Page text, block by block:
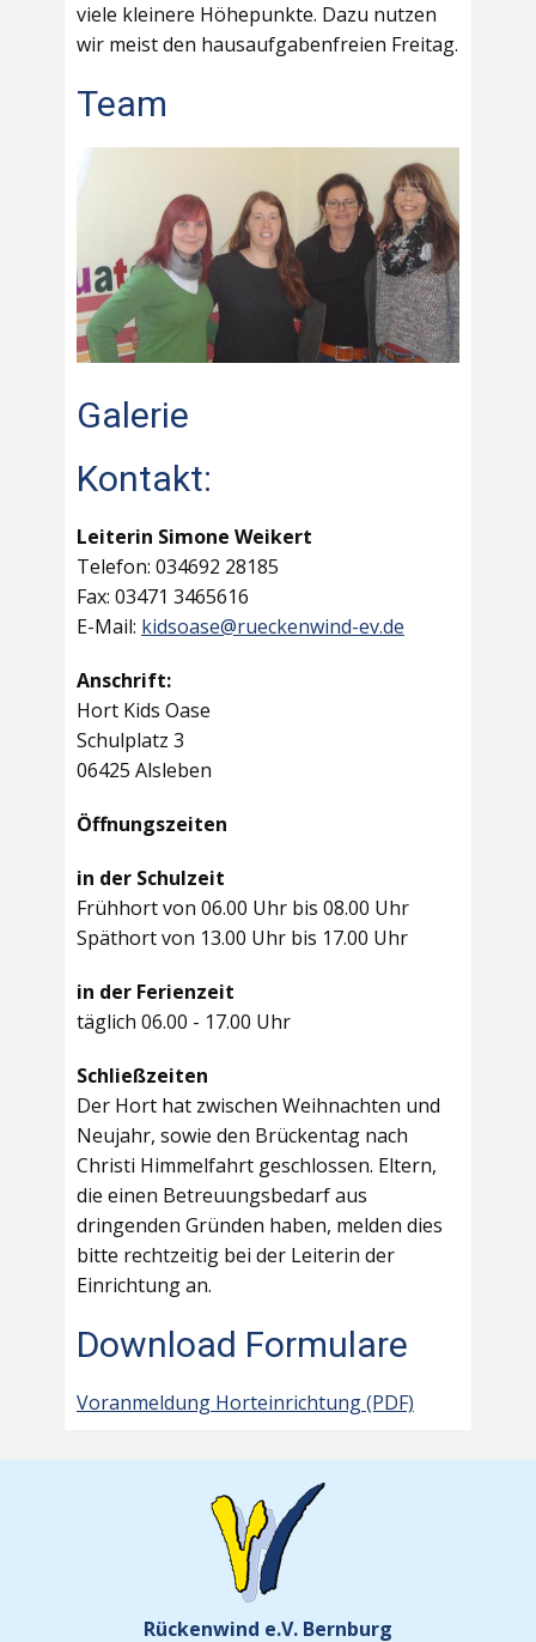
viele kleinere Höhepunkte. Dazu nutzen
wir meist den hausaufgabenfreien Freitag.
Team
Galerie
Kontakt:
Leiterin Simone Weikert
Telefon: 034692 28185
Fax: 03471 3465616
E-Mail: kidsoase@rueckenwind-ev.de
Anschrift:
Hort Kids Oase
Schulplatz 3
06425 Alsleben
Öffnungszeiten
in der Schulzeit
Frühhort von 06.00 Uhr bis 08.00 Uhr
Späthort von 13.00 Uhr bis 17.00 Uhr
in der Ferienzeit
täglich 06.00 - 17.00 Uhr
Schließzeiten
Der Hort hat zwischen Weihnachten und
Neujahr, sowie den Brückentag nach
Christi Himmelfahrt geschlossen. Eltern,
die einen Betreuungsbedarf aus
dringenden Gründen haben, melden dies
bitte rechtzeitig bei der Leiterin der
Einrichtung an.
Download Formulare
Voranmeldung Horteinrichtung (PDF)
Rückenwind e.V. Bernburg